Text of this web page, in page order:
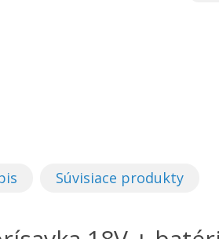
Súvisiace produkty